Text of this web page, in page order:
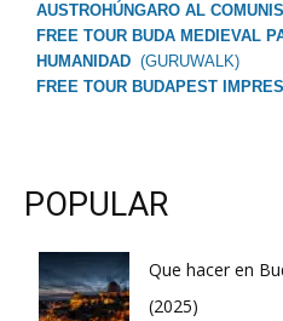
AUSTROHÚNGARO AL
FREE TOUR BUDA MEDIEVAL
HUMANIDAD (GURUWALK)
FREE TOUR BUDAPEST
POPULAR
Que hacer en
(2025)